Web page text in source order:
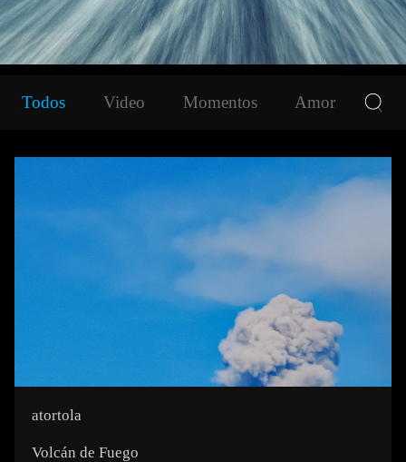
Todos Video Momentos Amor
Volcán de Fuego
atortola